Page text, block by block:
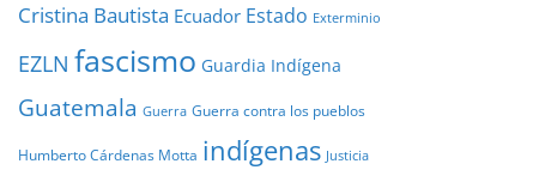
Cristina Bautista Ecuador Estado Exterminio
EZLN fascismo Guardia Indígena
Guatemala Guerra Guerra contra los pueblos
Humberto Cárdenas Motta indígenas Justicia